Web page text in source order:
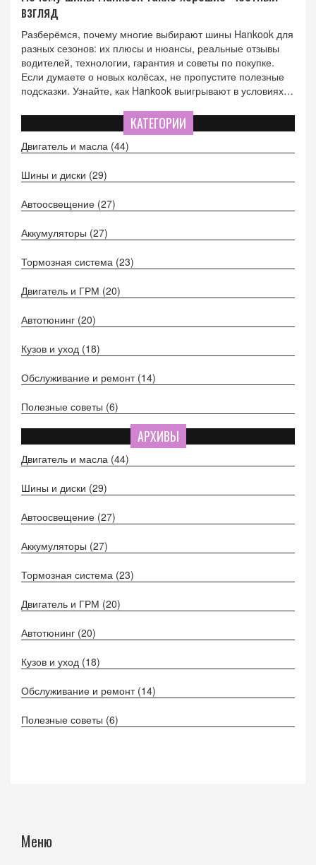
взгляд
Разберёмся, почему многие выбирают шины Hankook для
разных сезонов: их плюсы и нюансы, реальные отзывы
водителей, технологии, гарантия и советы по покупке.
Если думаете о новых колёсах, не пропустите полезные
подсказки. Узнайте, как Hankook выигрывают в условиях
износостойкости и экономии топлива. Всё просто и
честно, без поэтики и лишних слов.
КАТЕГОРИИ
Двигатель и масла (44)
Шины и диски (29)
Автоосвещение (27)
Аккумуляторы (27)
Тормозная система (23)
Двигатель и ГРМ (20)
Автотюнинг (20)
Кузов и уход (18)
Обслуживание и ремонт (14)
Полезные советы (6)
АРХИВЫ
Двигатель и масла (44)
Шины и диски (29)
Автоосвещение (27)
Аккумуляторы (27)
Тормозная система (23)
Двигатель и ГРМ (20)
Автотюнинг (20)
Кузов и уход (18)
Обслуживание и ремонт (14)
Полезные советы (6)
Меню